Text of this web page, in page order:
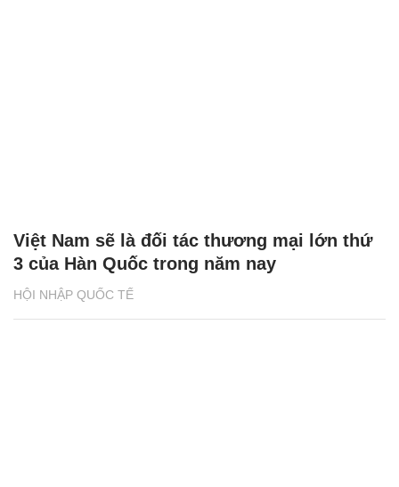
HỘI NHẬP QUỐC TẾ
Việt Nam sẽ là đối tác thương mại lớn thứ
3 của Hàn Quốc trong năm nay